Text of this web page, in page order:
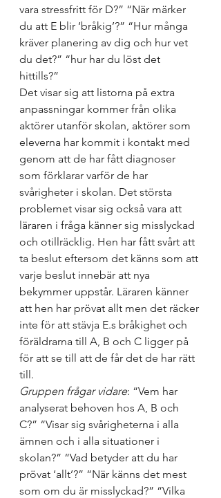
vara stressfritt för D?” “När märker
du att E blir ‘bråkig’?” “Hur många
kräver planering av dig och hur vet
du det?” “hur har du löst det
hittills?”
Det visar sig att listorna på extra
anpassningar kommer från olika
aktörer utanför skolan, aktörer som
eleverna har kommit i kontakt med
genom att de har fått diagnoser
som förklarar varför de har
svårigheter i skolan. Det största
problemet visar sig också vara att
läraren i fråga känner sig misslyckad
och otillräcklig. Hen har fått svårt att
ta beslut eftersom det känns som att
varje beslut innebär att nya
bekymmer uppstår. Läraren känner
att hen har prövat allt men det räcker
inte för att stävja E.s bråkighet och
föräldrarna till A, B och C ligger på
för att se till att de får det de har rätt
till.
Gruppen frågar vidare: “Vem har
analyserat behoven hos A, B och
C?” “Visar sig svårigheterna i alla
ämnen och i alla situationer i
skolan?” “Vad betyder att du har
prövat ‘allt’?” “När känns det mest
som om du är misslyckad?” “Vilka